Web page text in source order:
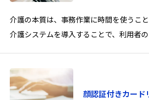
介護の本質は、事務作業に時間を使うこと
介護システムを導入することで、利用者の
顔認証付きカード